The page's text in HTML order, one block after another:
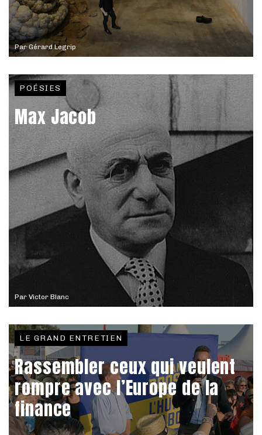
ParGérard Legrip
Par Victor Blanc
POÉSIES
Max Jacob
LE GRAND ENTRETIEN
Rassembler ceux qui veulent
rompre avec l’Europe de la
finance